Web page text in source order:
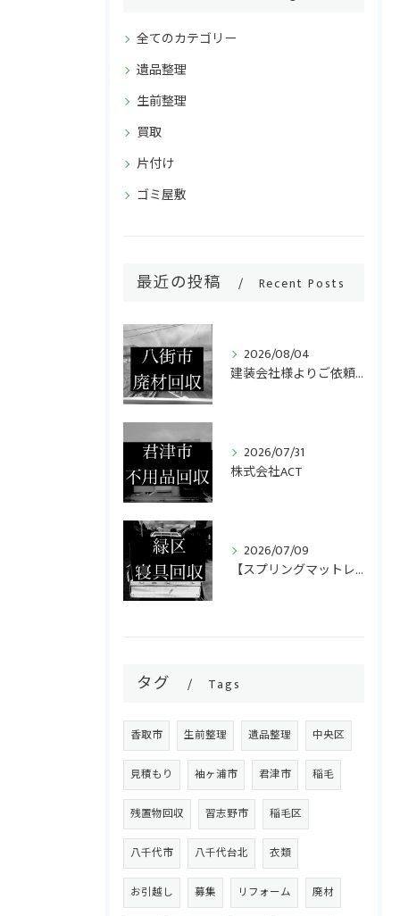
全てのカテゴリー
遺品整理
生前整理
買取
片付け
ゴミ屋敷
最近の投稿 Recent Posts
2026/08/04
建装会社様よりご依頼いただき、キッチンリフォームで発生した廃...
2026/07/31
株式会社ACT
2026/07/09
【スプリングマットレス・折りたたみマットレス回収】
タグ Tags
香取市 生前整理 遺品整理 中央区
見積もり 袖ヶ浦市 君津市 稲毛
残置物回収 習志野市 稲毛区
八千代市 八千代台北 衣類
お引越し 募集 リフォーム 廃材
ご相談・お問い合わせはこちら